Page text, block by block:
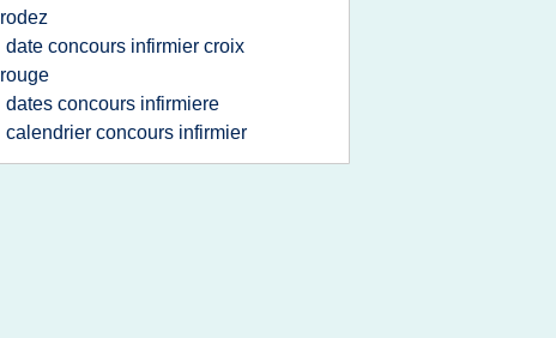
rodez
date concours infirmier croix
rouge
dates concours infirmiere
calendrier concours infirmier